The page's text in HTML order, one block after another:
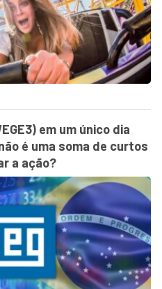
em um único dia
é uma soma de curtos
a ação?